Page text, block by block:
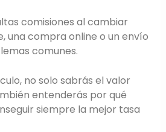
comisiones al cambiar
una compra online o un envío
comunes.
no solo sabrás el valor
entenderás por qué
siempre la mejor tasa